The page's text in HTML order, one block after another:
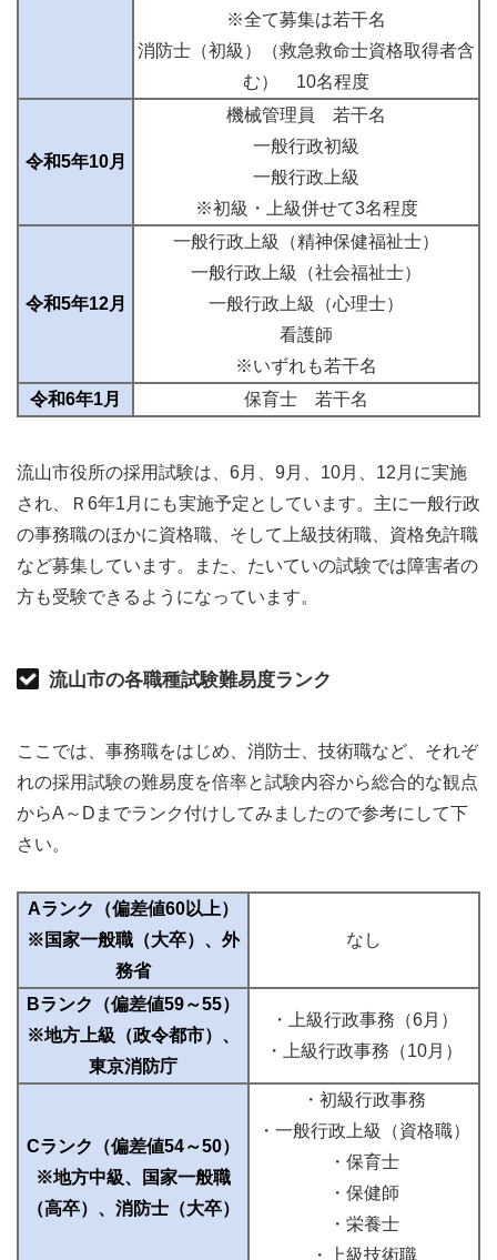
※全て募集は若干名
消防士（初級）（救急救命士資格取得者含
む） 10名程度
令和5年10月
機械管理員 若干名
一般行政初級
一般行政上級
※初級・上級併せて3名程度
令和5年12月
一般行政上級（精神保健福祉士）
一般行政上級（社会福祉士）
一般行政上級（心理士）
看護師
※いずれも若干名
令和6年1月
保育士 若干名
流山市役所の採用試験は、6月、9月、10月、12月に実施
され、Ｒ6年1月にも実施予定としています。主に一般行政
の事務職のほかに資格職、そして上級技術職、資格免許職
など募集しています。また、たいていの試験では障害者の
方も受験できるようになっています。
流山市の各職種試験難易度ランク
ここでは、事務職をはじめ、消防士、技術職など、それぞ
れの採用試験の難易度を倍率と試験内容から総合的な観点
からA～Dまでランク付けしてみましたので参考にして下
さい。
Aランク（偏差値60以上）
※国家一般職（大卒）、外
務省
なし
Bランク（偏差値59～55）
※地方上級（政令都市）、
東京消防庁
・上級行政事務（6月）
・上級行政事務（10月）
Cランク（偏差値54～50）
※地方中級、国家一般職
（高卒）、消防士（大卒）
・初級行政事務
・一般行政上級（資格職）
・保育士
・保健師
・栄養士
・上級技術職